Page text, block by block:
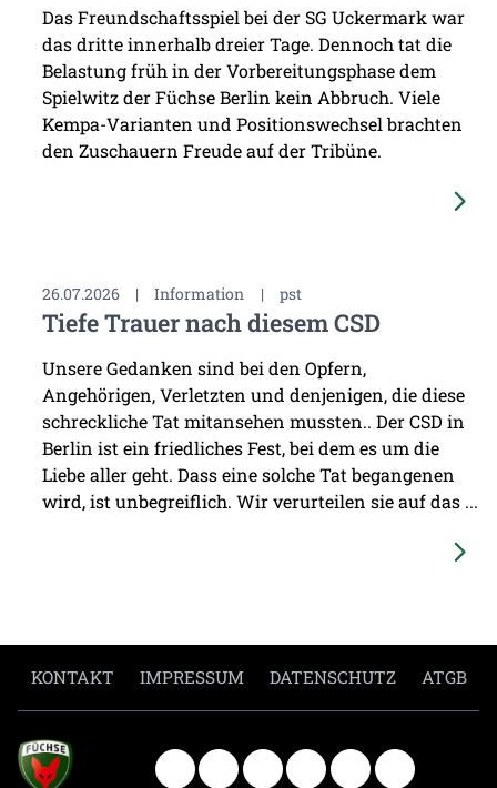
Das Freundschaftsspiel bei der SG Uckermark war
das dritte innerhalb dreier Tage. Dennoch tat die
Belastung früh in der Vorbereitungsphase dem
Spielwitz der Füchse Berlin kein Abbruch. Viele
Kempa-Varianten und Positionswechsel brachten
den Zuschauern Freude auf der Tribüne.
26.07.2026 | Information | pst
Tiefe Trauer nach diesem CSD
Unsere Gedanken sind bei den Opfern,
Angehörigen, Verletzten und denjenigen, die diese
schreckliche Tat mitansehen mussten.. Der CSD in
Berlin ist ein friedliches Fest, bei dem es um die
Liebe aller geht. Dass eine solche Tat begangenen
wird, ist unbegreiflich. Wir verurteilen sie auf das ...
KONTAKT IMPRESSUM DATENSCHUTZ ATGB